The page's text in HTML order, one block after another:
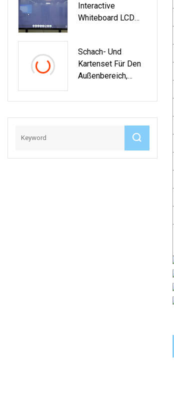
Interactive
Whiteboard LCD
Bildung Und
Unternehmen
Schach- Und
Kartenset Für Den
Außenbereich,
Verpackungsbox